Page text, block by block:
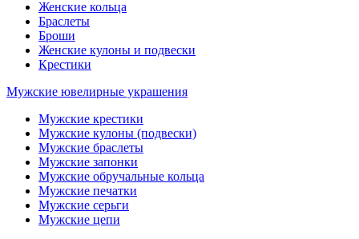
Женские кольца
Браслеты
Броши
Женские кулоны и подвески
Крестики
Мужские ювелирные украшения
Мужские крестики
Мужские кулоны (подвески)
Мужские браслеты
Мужские запонки
Мужские обручальные кольца
Мужские печатки
Мужские серьги
Мужские цепи